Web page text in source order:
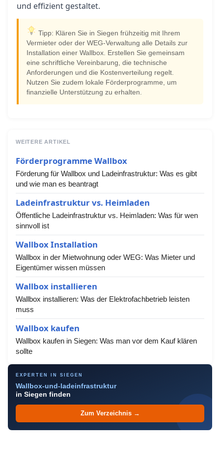
und effizient gestaltet.
Tipp: Klären Sie in Siegen frühzeitig mit Ihrem
Vermieter oder der WEG-Verwaltung alle Details zur
Installation einer Wallbox. Erstellen Sie gemeinsam
eine schriftliche Vereinbarung, die technische
Anforderungen und die Kostenverteilung regelt.
Nutzen Sie zudem lokale Förderprogramme, um
finanzielle Unterstützung zu erhalten.
WEITERE ARTIKEL
Förderprogramme Wallbox
Förderung für Wallbox und Ladeinfrastruktur: Was es gibt
und wie man es beantragt
Ladeinfrastruktur vs. Heimladen
Öffentliche Ladeinfrastruktur vs. Heimladen: Was für wen
sinnvoll ist
Wallbox Installation
Wallbox in der Mietwohnung oder WEG: Was Mieter und
Eigentümer wissen müssen
Wallbox installieren
Wallbox installieren: Was der Elektrofachbetrieb leisten
muss
Wallbox kaufen
Wallbox kaufen in Siegen: Was man vor dem Kauf klären
sollte
EXPERTEN IN SIEGEN
Wallbox-und-ladeinfrastruktur
in Siegen finden
Zum Verzeichnis →